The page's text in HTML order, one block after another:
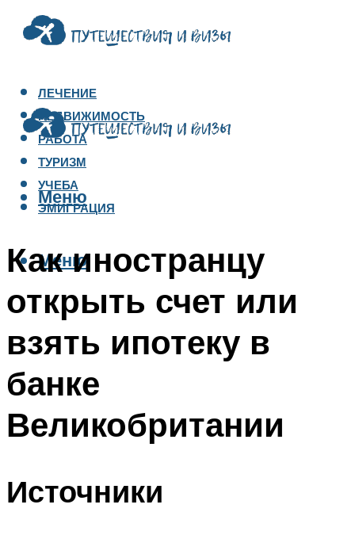
ЛЕЧЕНИЕ
НЕДВИЖИМОСТЬ
РАБОТА
ТУРИЗМ
УЧЕБА
ЭМИГРАЦИЯ
Меню
Меню
Как иностранцу
открыть счет или
взять ипотеку в
банке
Великобритании
Источники